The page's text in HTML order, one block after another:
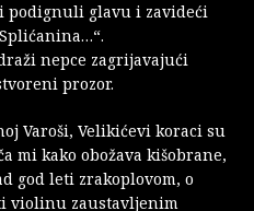
podignuli glavu i zavideći
nepce zagrijavajući
prozor.
Varoši, Velikićevi koraci su
mi kako obožava kišobrane,
god leti zrakoplovom, o
violinu zaustavljenim